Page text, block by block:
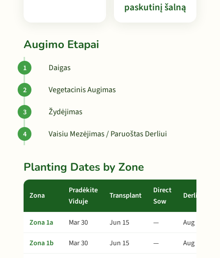
paskutinį šalną
Augimo Etapai
Daigas
Vegetacinis Augimas
Žydėjimas
Vaisiu Mezėjimas / Paruoštas Derliui
Planting Dates by Zone
Zona
Pradėkite
Viduje
Transplant
Direct
Sow
Derlius
Zona 1a Mar 30 Jun 15 —
Aug 19
Zona 1b
Mar 30 Jun 15 —
Aug 19